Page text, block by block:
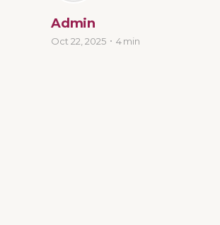
Admin
Oct 22, 2025 4 min